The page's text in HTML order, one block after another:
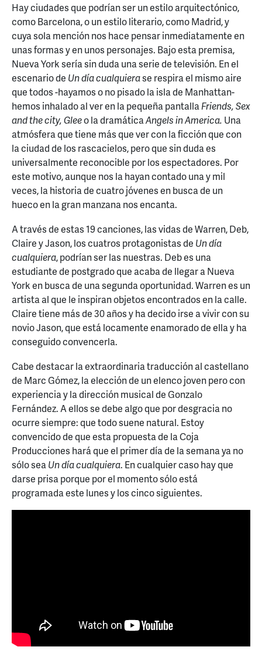
Hay ciudades que podrían ser un estilo arquitectónico,
como Barcelona, o un estilo literario, como Madrid, y
cuya sola mención nos hace pensar inmediatamente en
unas formas y en unos personajes. Bajo esta premisa,
Nueva York sería sin duda una serie de televisión. En el
escenario de Un día cualquierase respira el mismo aire
que todos -hayamos o no pisado la isla de Manhattan-
hemos inhalado al ver en la pequeña pantallaFriends, Sex
and the city, Gleeo la dramáticaAngels in America. Una
atmósfera que tiene más que ver con la ficción que con
la ciudad de los rascacielos, pero que sin duda es
universalmente reconocible por los espectadores. Por
este motivo, aunque nos la hayan contado una y mil
veces, la historia de cuatro jóvenes en busca de un
hueco en la gran manzana nos encanta.
A través de estas 19 canciones, las vidas de Warren, Deb,
Claire y Jason, los cuatros protagonistas de Un día
cualquiera, podrían ser las nuestras. Deb es una
estudiante de postgrado que acaba de llegar a Nueva
York en busca de una segunda oportunidad. Warren es un
artista al que le inspiran objetos encontrados en la calle.
Claire tiene más de 30 años y ha decido irse a vivir con su
novio Jason, que está locamente enamorado de ella y ha
conseguido convencerla.
Cabe destacar la extraordinaria traducción al castellano
de Marc Gómez, la elección de un elenco joven pero con
experiencia y la dirección musical de Gonzalo
Fernández. A ellos se debe algo que por desgracia no
ocurre siempre: que todo suene natural. Estoy
convencido de que esta propuesta de la Coja
Producciones hará que el primer día de la semana ya no
sólo sea Un día cualquiera. En cualquier caso hay que
darse prisa porque por el momento sólo está
programada este lunes y los cinco siguientes.